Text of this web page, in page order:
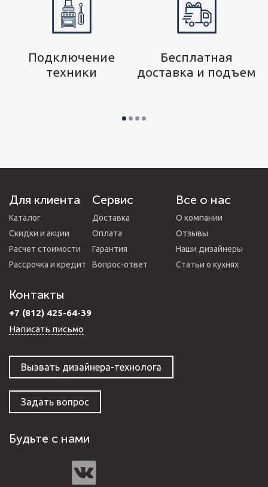
Подключение
техники
Бесплатная
доставка и подъем
Для клиента
Каталог
Скидки и акции
Расчет стоимости
Рассрочка и кредит
Сервис
Доставка
Оплата
Гарантия
Вопрос-ответ
Все о нас
О компании
Отзывы
Наши дизайнеры
Статьи о кухнях
Контакты
+7 (812) 425-64-39
Написать письмо
Вызвать дизайнера-технолога
Задать вопрос
Будьте с нами